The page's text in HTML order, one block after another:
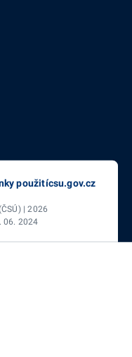
použitícsu.gov.cz
| 2026
06. 2024